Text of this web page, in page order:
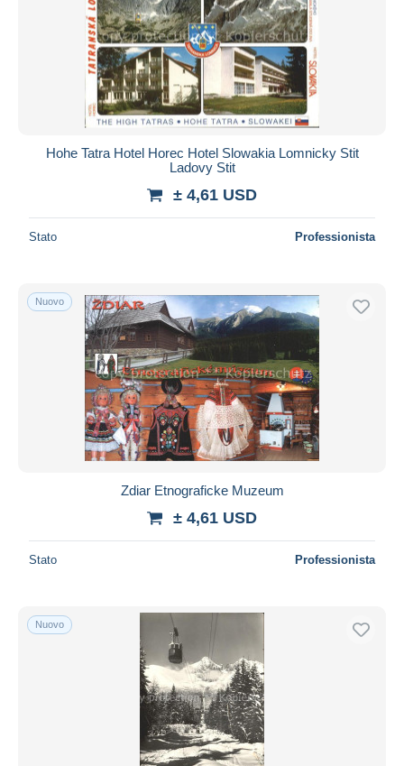
Hohe Tatra Hotel Horec Hotel Slowakia Lomnicky Stit
Ladovy Stit
± 4,61 USD
Stato Professionista
Nuovo
Zdiar Etnograficke Muzeum
± 4,61 USD
Stato Professionista
Nuovo